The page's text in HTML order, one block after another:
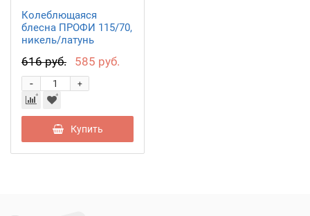
Колеблющаяся
блесна ПРОФИ 115/70,
никель/латунь
616 руб. 585 руб.
+
-
Купить